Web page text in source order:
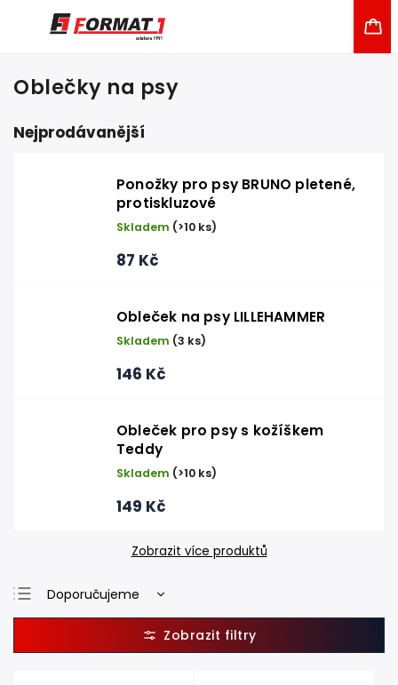
Oblečky na psy
Nejprodávanější
Ponožky pro psy BRUNO pletené,
protiskluzové
Skladem (>10 ks)
87 Kč
Obleček na psy LILLEHAMMER
Skladem (3 ks)
146 Kč
Obleček pro psy s kožíškem
Teddy
Skladem (>10 ks)
149 Kč
Zobrazit více produktů
Doporučujeme
Nejlevnější
Nejdražší